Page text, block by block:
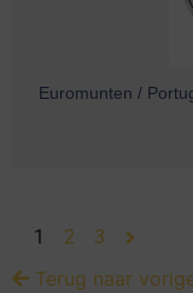
Euromunten /
1 2 3
Terug naar